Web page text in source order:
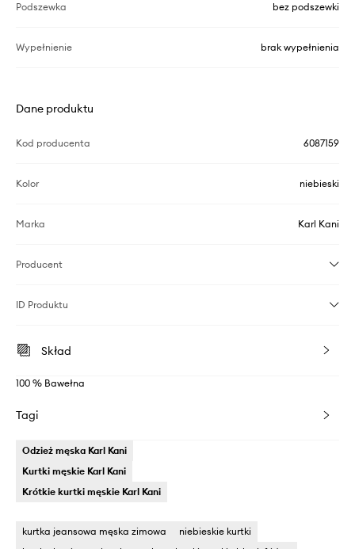
Podszewka bez podszewki
Wypełnienie brak wypełnienia
Dane produktu
Kod producenta 6087159
Kolor niebieski
Marka Karl Kani
Producent
ID Produktu
Skład
100 % Bawełna
Tagi
Odzież męska Karl Kani
Kurtki męskie Karl Kani
Krótkie kurtki męskie Karl Kani
kurtka jeansowa męska zimowa
niebieskie kurtki